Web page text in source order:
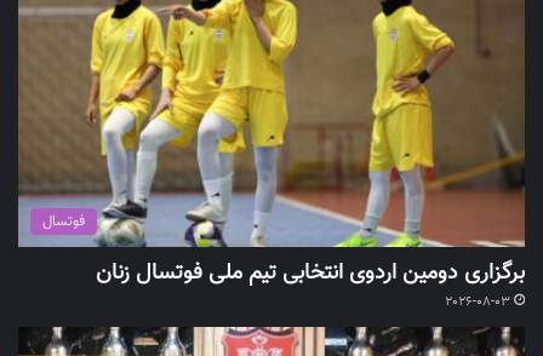
فوتسال
برگزاری دومین اردوی انتخابی تیم ملی فوتسال زنان
2026-08-03